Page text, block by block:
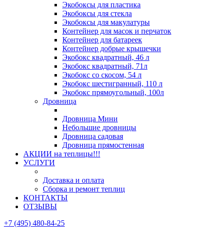
Экобоксы для пластика
Экобоксы для стекла
Экобоксы для макулатуры
Контейнер для масок и перчаток
Контейнер для батареек
Контейнер добрые крышечки
Экобокс квадратный, 46 л
Экобокс квадратный, 71л
Экобокс со скосом, 54 л
Экобокс шестигранный, 110 л
Экобокс прямоугольный, 100л
Дровница
Дровница Мини
Небольшие дровницы
Дровница садовая
Дровница прямостенная
АКЦИИ на теплицы!!!
УСЛУГИ
Доставка и оплата
Сборка и ремонт теплиц
КОНТАКТЫ
ОТЗЫВЫ
+7 (495) 480-84-25